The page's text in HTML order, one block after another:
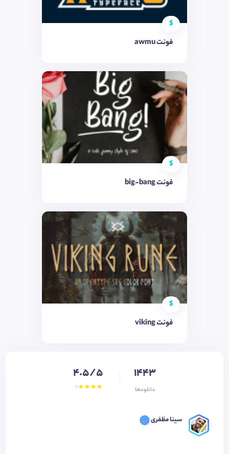
$
فونت awmu
$
فونت big-bang
$
فونت viking
1443
دانلودها
4.5/5
سینا مظفری